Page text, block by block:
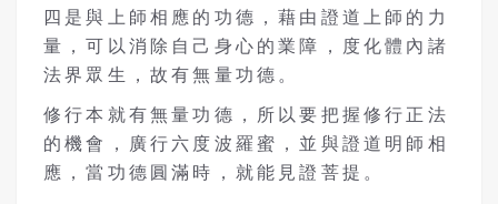
四是與上師相應的功德，藉由證道上師的力
量，可以消除自己身心的業障，度化體內諸
法界眾生，故有無量功德。
修行本就有無量功德，所以要把握修行正法
的機會，廣行六度波羅蜜，並與證道明師相
應，當功德圓滿時，就能見證菩提。